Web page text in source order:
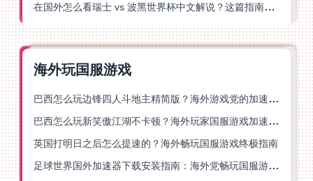
在国外怎么看瑞士 vs 波黑世界杯中文解说？这篇指南帮你搞定所有地区限制问题
海外玩国服游戏
巴西怎么玩边锋四人斗地主精简版？海外游戏党的加速器终极选择
巴西怎么玩新笑傲江湖不卡顿？海外玩家国服游戏加速终极指南（附猫和老鼠一梦江湖实测）
英国打明日之后怎么提速的？海外畅玩国服游戏终极指南
足球世界国外加速器下载安装指南：海外党畅玩国服游戏的终极解决方案